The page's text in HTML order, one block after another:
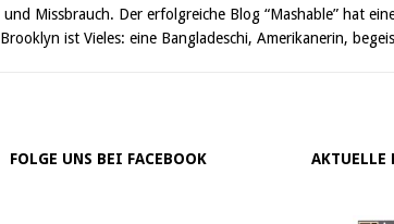
Missbrauch. Der erfolgreiche Blog “Mashable” hat
ist Vieles: eine Bangladeschi, Amerikanerin,
FOLGE UNS BEI FACEBOOK AKTUELLE